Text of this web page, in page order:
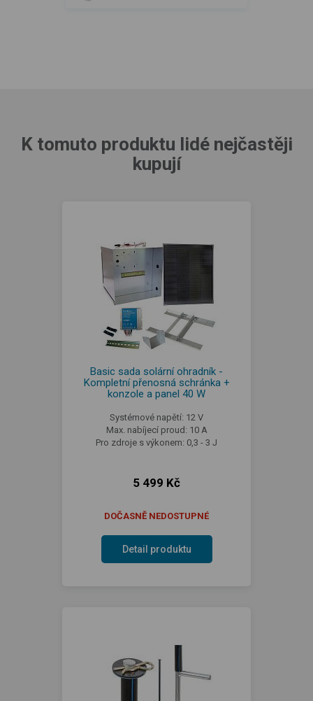
K tomuto produktu lidé nejčastěji
kupují
Basic sada solární ohradník -
Kompletní přenosná schránka +
konzole a panel 40 W
Systémové napětí: 12 V
Max. nabíjecí proud: 10 A
Pro zdroje s výkonem: 0,3 - 3 J
5 499 Kč
DOČASNĚ NEDOSTUPNÉ
Detail produktu